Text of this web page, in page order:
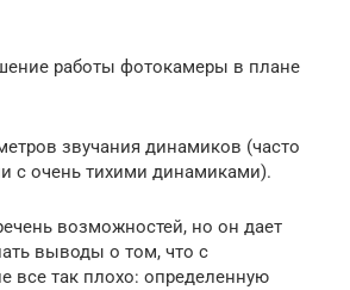
работы фотокамеры в плане
звучания динамиков (часто
с очень тихими динамиками).
возможностей, но он дает
выводы о том, что с
все так плохо: определенную